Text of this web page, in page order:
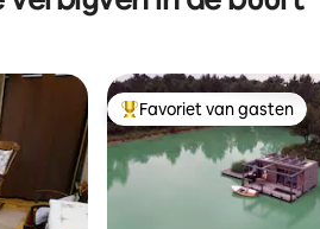
Topfavoriet van gasten
Favoriet van gasten